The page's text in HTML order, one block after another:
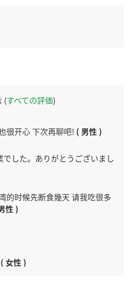
(すべての評価)
很开心 下次再聊吧! ( 男性 )
でした。ありがとうございまし
的时候先断食幾天 请我吃很多
性 )
( 女性 )